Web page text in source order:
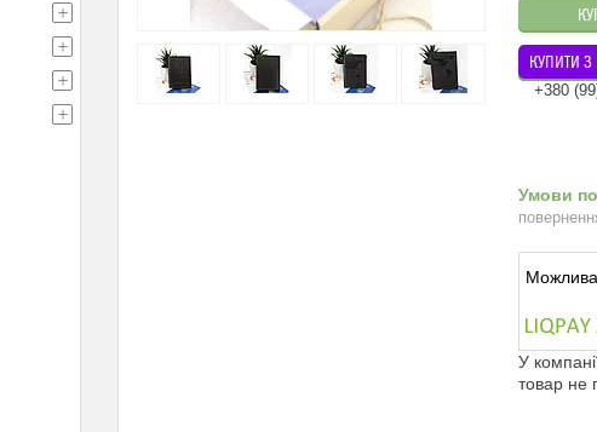
КУПИТИ З
+380
У
товар не